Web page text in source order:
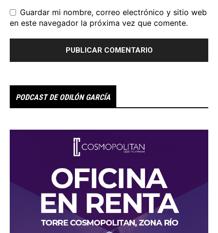
Guardar mi nombre, correo electrónico y sitio web
en este navegador la próxima vez que comente.
PODCAST DE ODILÓN GARCÍA